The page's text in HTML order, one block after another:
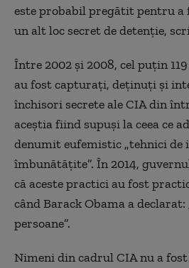
este probabil pregătit pentru
un alt loc secret de detenţie,
Între 2002 şi 2008, cel puţin
au fost capturaţi, deţinuţi şi
închisori secrete ale CIA din
aceştia fiind supuşi la ceea ce
denumit eufemistic „tehnici de
îmbunătăţite”. În 2014,
că aceste practici au fost
când Barack Obama a
persoane”.
Nimeni din cadrul CIA nu a